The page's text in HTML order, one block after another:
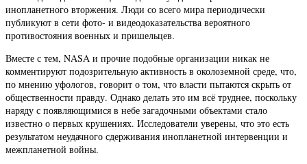
инопланетного вторжения. Люди со всего мира периодически
публикуют в сети фото- и видеодоказательства вероятного
противостояния военных и пришельцев.
Вместе с тем, NASA и прочие подобные организации никак не
комментируют подозрительную активность в околоземной среде, что,
по мнению уфологов, говорит о том, что власти пытаются скрыть от
общественности правду. Однако делать это им всё труднее, поскольку
наряду с появляющимися в небе загадочными объектами стало
известно о первых крушениях. Исследователи уверены, что это есть
результатом неудачного сдерживания инопланетной интервенции и
межпланетной войны.